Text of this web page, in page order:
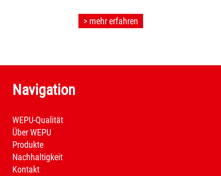
> mehr erfahren
Navigation
WEPU-Qualität
Über WEPU
Produkte
Nachhaltigkeit
Kontakt